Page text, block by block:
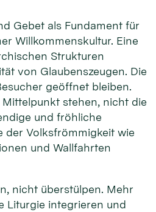
Gebet als Fundament für
Willkommenskultur. Eine
Strukturen
von Glaubenszeugen. Die
geöffnet bleiben.
stehen, nicht die
und fröhliche
der Volksfrömmigkeit wie
und Wallfahrten
nicht überstülpen. Mehr
Liturgie integrieren und